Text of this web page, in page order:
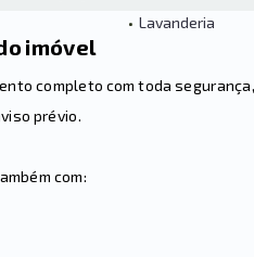
• Lavanderia
imóvel
completo com toda
prévio.
com: